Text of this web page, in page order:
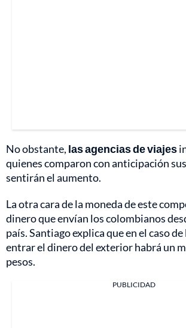
No obstante, las agencias de viajes
quienes comparon con anticipación
sentirán el aumento.
La otra cara de la moneda de este
dinero que envían los colombianos
país. Santiago explica que en el caso de
entrar el dinero del exterior habrá un
pesos.
PUBLICIDAD